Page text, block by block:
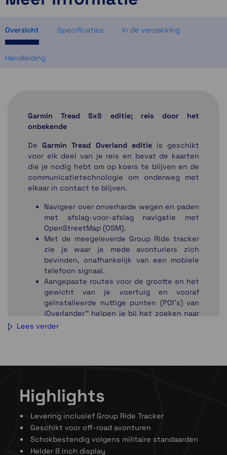
Momenteel even niet op voorraad
Overzicht Specificaties In de verpakking
Handleiding
Garmin Tread SxS editie; reis door het
onbekende
DeGarmin Tread Overland editieis geschikt
voor elk deel van je reis en bevat de kaarten
die je nodig hebt om op koers te blijven en de
communicatietechnologie om onderweg met
elkaar in contact te blijven.
Navigeer over onverharde wegen en paden
met afslag-voor-afslag navigatie met
OpenStreetMap (OSM).
Met de meegeleverde Group Ride tracker
zie je waar je mede avonturiers zich
bevinden, onafhankelijk van een mobiele
telefoon signaal.
Aangepaste routes voor de grootte en het
gewicht van je voertuig en vooraf
geïnstalleerde nuttige punten (POI's) van
iOverlander™ helpen je bij het zoeken naar
een plek om je kamp op te slaan.
weersbestendigheid en heeft een
Gebruik de Tread® app op je compatibele
smartphone om gegevens te
toestellen en om routes te plannen.
Gemoedsrust is al ingebouwd. De inReach
technologie is al ingebouwd, je dient nog
wel een abonnement af te sluiten om hier
Lees verder
Highlights
Levering inclusief Group Ride Tracker
Geschikt voor off-road avonturen
Schokbestendig volgens militaire standaarden
Helder 8 inch display